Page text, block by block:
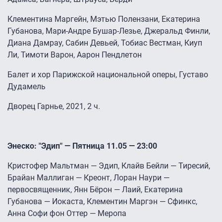
Клементина Маргейн, Мэтью Полензани, Екатерина
Губанова, Мари-Андре Бушар-Лезье, Джеральд Финли,
Диана Дамрау, Сабин Девьей, Тобиас Вестман, Киуп
Ли, Тимоти Варон, Аарон Пендлетон
Балет и хор Парижской национальной оперы, Густаво
Дудамель
Дворец Гарнье, 2021, 2 ч.
Энеско: "Эдип" — Пятница 11.05 — 23:00
Кристофер Мальтман — Эдип, Клайв Бейли — Тиресий,
Брайан Маллиган — Креонт, Лоран Наури —
первосвященник, Янн Бёрон — Лаий, Екатерина
Губанова — Иокаста, Клементин Маргэн — Сфинкс,
Анна Софи фон Оттер — Меропа